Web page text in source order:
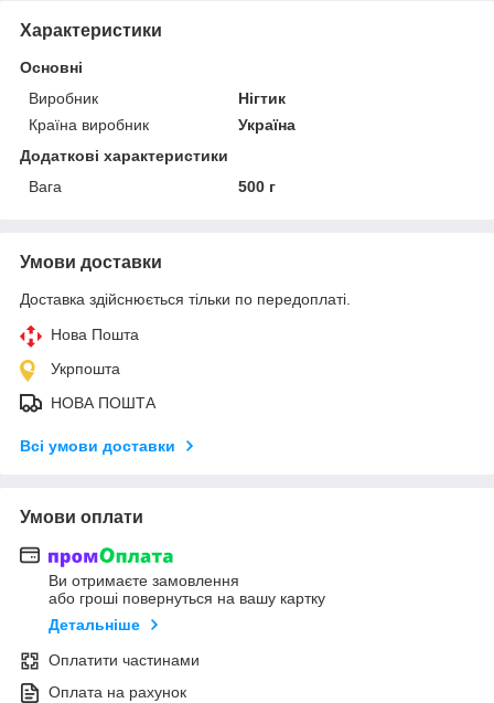
Характеристики
Основні
Виробник
Нігтик
Країна виробник
Україна
Додаткові характеристики
Вага
500 г
Умови доставки
Доставка здійснюється тільки по передоплаті.
Нова Пошта
Укрпошта
НОВА ПОШТА
Всі умови доставки
Умови оплати
Ви отримаєте замовлення
або гроші повернуться на вашу картку
Детальніше
Оплатити частинами
Оплата на рахунок